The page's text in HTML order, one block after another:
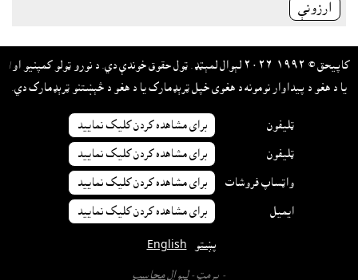
ارزونې
کاپيحق © ١٩٩٢-٢٠٢٦ لېوال لمېټډ. ټول حقوق خوندې دي. د نورو ټولو کمپنيو او/
يا د هغو د پيداوار نومونه د هغوى خپل ټرېډمارک يا د هغو د څېښتنو ټرېډمارک دي.
ټليفون براى مشاهده کردن کليک نماييد
ټليفون براى مشاهده کردن کليک نماييد
واټساپ فروشات براى مشاهده کردن کليک نماييد
ايميل براى مشاهده کردن کليک نماييد
پښتو English
- پرمټ -لېوال محاسب